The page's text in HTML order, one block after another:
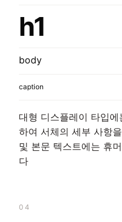
h1
body
caption
대형 디스플레이 타입
하여 서체의 세부 사항
및 본문 텍스트에는 휴
다
04